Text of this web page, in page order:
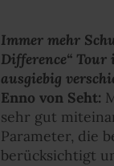
Immer mehr
Difference“
ausgiebig
Enno von Seht:
sehr gut
Parameter, die
berücksichtigt